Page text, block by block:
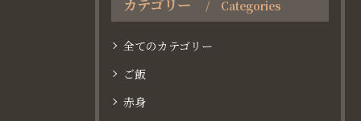
カテゴリー Categories
全てのカテゴリー
ご飯
赤身